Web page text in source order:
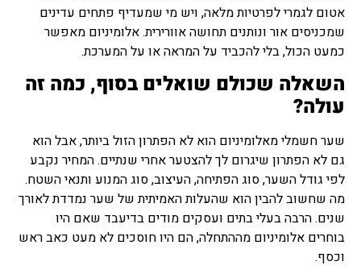
אטום לגמרי לפרטיות מלאה, ויש מי שמעדיף פתחים עדינים
שמכניסים אור ונותנים תחושה אוורירית. אלומיניום מאפשר
כמעט הכול, בלי להכביד על המראה או על המערכת.
השאלה שכולם שואלים בסוף, כמה זה
עולה?
שער חשמלי מאלומיניום הוא לא הפתרון הזול ביותר, אבל הוא
גם לא הפתרון שיגרום לך להצטער אחרי שנתיים. המחיר נקבע
לפי גודל השער, סוג הפתיחה, העיצוב, סוג המנוע ותנאי השטח.
מה שחשוב להבין הוא שהעלות האמיתית של שער נמדדת לאורך
שנים. הרבה בעלי בתים ועסקים מודים בדיעבד שאם היו
בוחרים אלומיניום מההתחלה, הם היו חוסכים לא מעט כאב ראש
וכסף.